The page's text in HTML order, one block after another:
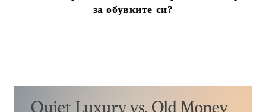
за обувките си?